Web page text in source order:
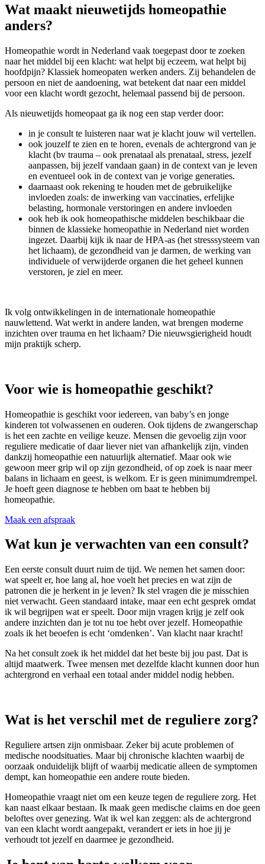
Wat maakt nieuwetijds homeopathie
anders?
Homeopathie wordt in Nederland vaak toegepast door te zoeken
naar het middel bij een klacht: wat helpt bij eczeem, wat helpt bij
hoofdpijn? Klassiek homeopaten werken anders. Zij behandelen de
persoon en niet de aandoening, wat betekent dat naar een middel
voor een klacht wordt gezocht, helemaal passend bij de persoon.
Als nieuwetijds homeopaat ga ik nog een stap verder door:
in je consult te luisteren naar wat je klacht jouw wil vertellen.
ook jouzelf te zien en te horen, evenals de achtergrond van je
klacht (bv trauma – ook prenataal als prenataal, stress, jezelf
aanpassen, bij jezelf vandaan gaan) in de context van je leven
en eventueel ook in de context van je vorige generaties.
daarnaast ook rekening te houden met de gebruikelijke
invloeden zoals: de inwerking van vaccinaties, erfelijke
belasting, hormonale verstoringen en andere invloeden
ook heb ik ook homeopathische middelen beschikbaar die
binnen de klassieke homeopathie in Nederland niet worden
ingezet. Daarbij kijk ik naar de HPA-as (het stresssysteem van
het lichaam), de gezondheid van je darmen, de werking van
individuele of verwijderde organen die het geheel kunnen
verstoren, je ziel en meer.
Ik volg ontwikkelingen in de internationale homeopathie
nauwlettend. Wat werkt in andere landen, wat brengen moderne
inzichten over trauma en het lichaam? Die nieuwsgierigheid houdt
mijn praktijk scherp.
Voor wie is homeopathie geschikt?
Homeopathie is geschikt voor iedereen, van baby’s en jonge
kinderen tot volwassenen en ouderen. Ook tijdens de zwangerschap
is het een zachte en veilige keuze. Mensen die gevoelig zijn voor
reguliere medicatie of daar liever niet van afhankelijk zijn, vinden
dankzij homeopathie een natuurlijk alternatief. Maar ook wie
gewoon meer grip wil op zijn gezondheid, of op zoek is naar meer
balans in lichaam en geest, is welkom. Er is geen minimumdrempel.
Je hoeft geen diagnose te hebben om baat te hebben bij
homeopathie.
Maak een afspraak
Wat kun je verwachten van een consult?
Een eerste consult duurt ruim de tijd. We nemen het samen door:
wat speelt er, hoe lang al, hoe voelt het precies en wat zijn de
patronen die je herkent in je leven? Ik stel vragen die je misschien
niet verwacht. Geen standaard intake, maar een echt gesprek omdat
ik wil begrijpen wat er speelt. Door mijn vragen krijg je zelf ook
andere inzichten dan je tot nu toe hebt over jezelf. Homeopathie
zoals ik het beoefen is echt ‘omdenken’. Van klacht naar kracht!
Na het consult zoek ik het middel dat het beste bij jou past. Dat is
altijd maatwerk. Twee mensen met dezelfde klacht kunnen door hun
achtergrond en verhaal een totaal ander middel nodig hebben.
Wat is het verschil met de reguliere zorg?
Reguliere artsen zijn onmisbaar. Zeker bij acute problemen of
medische noodsituaties. Maar bij chronische klachten waarbij de
oorzaak onduidelijk blijft of waarbij medicatie alleen de symptomen
dempt, kan homeopathie een andere route bieden.
Homeopathie vraagt niet om een keuze tegen de reguliere zorg. Het
kan naast elkaar bestaan. Ik maak geen medische claims en doe geen
beloftes over genezing. Wat ik wel kan zeggen: als de achtergrond
van een klacht wordt aangepakt, verandert er iets in hoe jij je
verhoudt tot jezelf en daarmee je gezondheid.